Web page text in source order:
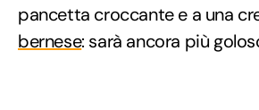
pancetta croccante e a una
bernese: sarà ancora più